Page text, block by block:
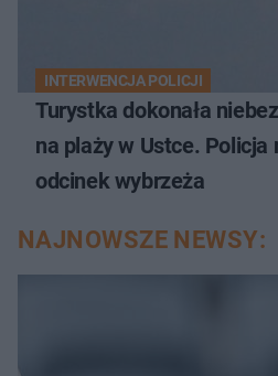
INTERWENCJA POLICJI
Turystka dokonała
na plaży w Ustce. Policja
odcinek wybrzeża
NAJNOWSZE NEWSY: